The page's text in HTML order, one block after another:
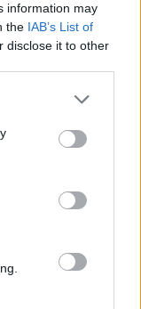
information may
the IAB’s List of
disclose it to other
or more Google
You may click to
party tags to
in below Google
del controllo
del mondo a